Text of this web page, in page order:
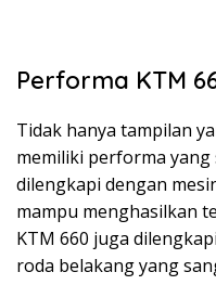
Performa KTM
Tidak hanya tampilan
memiliki performa
dilengkapi dengan
mampu menghasilkan
KTM 660 juga
roda belakang yang